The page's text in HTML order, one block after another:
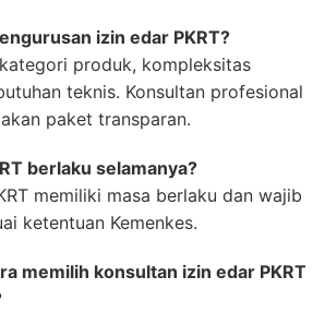
izin edar PKRT?
produk, kompleksitas
teknis. Konsultan profesional
paket transparan.
berlaku selamanya?
memiliki masa berlaku dan wajib
ketentuan Kemenkes.
memilih konsultan izin edar PKRT